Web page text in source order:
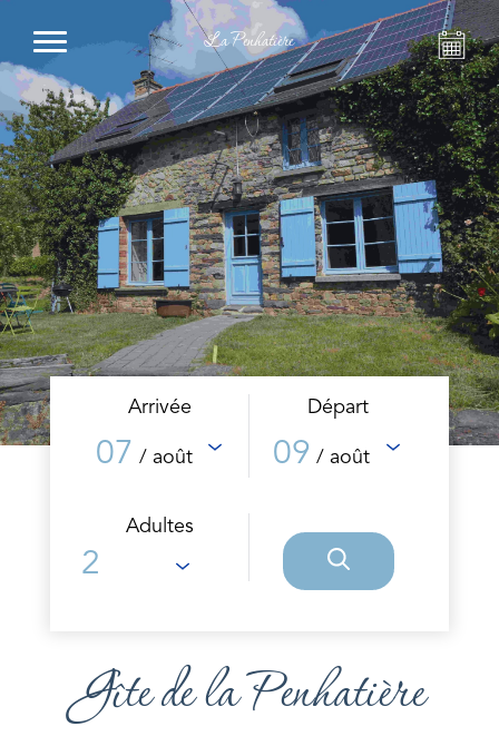
La Penhatière
Arrivée
07 / août
Départ
09 / août
Adultes
Gîte de la Penhatière